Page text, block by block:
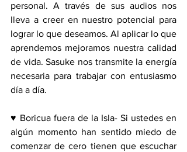
personal. A través de sus audios nos
lleva a creer en nuestro potencial para
lograr lo que deseamos. Al aplicar lo que
aprendemos mejoramos nuestra calidad
de vida. Sasuke nos transmite la energía
necesaria para trabajar con entusiasmo
día a día.
♥ Boricua fuera de la Isla- Si ustedes en
algún momento han sentido miedo de
comenzar de cero tienen que escuchar